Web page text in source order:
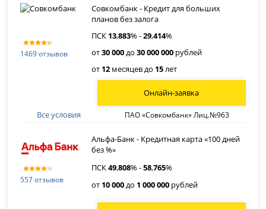
1469 отзывов
Совкомбанк - Кредит для больших
планов без залога
ПСК 13,883% -29,414%
от30 000до30 000 000 рублей
от 12 месяцев до 15лет
Все условия ПАО «Совкомбанк» Лиц.№963
Онлайн-заявка
557 отзывов
Альфа-Банк - Кредитная карта «100 дней
без %»
ПСК49,808% -58,765%
от 10 000до 1 000 000 рублей